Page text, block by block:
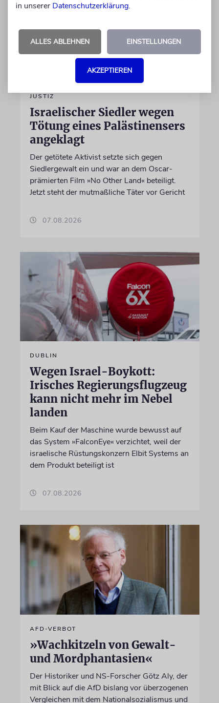
JUSTIZ
Israelischer Siedler wegen
Tötung eines Palästinensers
angeklagt
Der getötete Aktivist setzte sich gegen
Siedlergewalt ein und war an dem Oscar-
prämierten Film »No Other Land« beteiligt.
Jetzt steht der mutmaßliche Täter vor Gericht
07.08.2026
DUBLIN
Wegen Israel-Boykott:
Irisches Regierungsflugzeug
kann nicht mehr im Nebel
landen
Beim Kauf der Maschine wurde bewusst auf
das System »FalconEye« verzichtet, weil der
israelische Rüstungskonzern Elbit Systems an
dem Produkt beteiligt ist
07.08.2026
AFD-VERBOT
»Wachkitzeln von Gewalt-
und Mordphantasien«
Der Historiker und NS-Forscher Götz Aly, der
mit Blick auf die AfD bislang vor überzogenen
Vergleichen mit dem Nationalsozialismus und
in unserer Datenschutzerklärung.
ALLES ABLEHNEN EINSTELLUNGEN
AKZEPTIEREN